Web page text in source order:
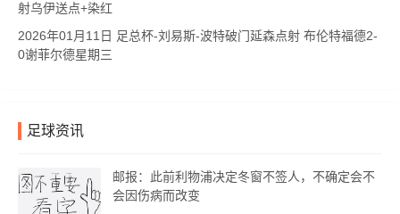
射乌伊送点+染红
2026年01月11日 足总杯-刘易斯-波特破门延森点射 布伦特福德2-
0谢菲尔德星期三
足球资讯
邮报：此前利物浦决定冬窗不签人，不确定会不
会因伤病而改变